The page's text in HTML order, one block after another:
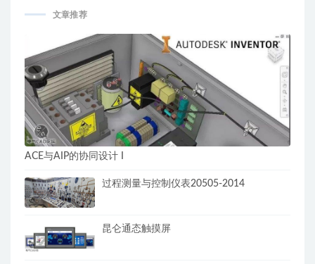
文章推荐
ACE与AIP的协同设计 I
过程测量与控制仪表20505-2014
昆仑通态触摸屏